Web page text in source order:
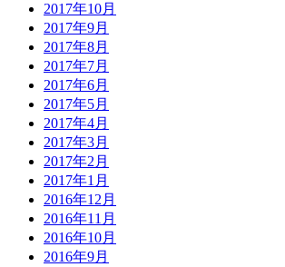
2017年10月
2017年9月
2017年8月
2017年7月
2017年6月
2017年5月
2017年4月
2017年3月
2017年2月
2017年1月
2016年12月
2016年11月
2016年10月
2016年9月